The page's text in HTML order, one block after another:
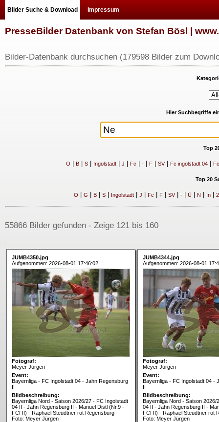
Bilder Suche & Download Impressum
PresseBilder Datenbank von Stefan Bösl |
Bilder-Datenbank durchsuchen (179598 Bilder zum
Hier Suchbegriffe
Top
O B| S| Ingolstadt| J Fc -| F| SV| Fc ingolstadt 04|
Top 20
O G B| S| Ingolstadt| J Fc F| SV| -| Ü| N In| 2
55866 Bilder gefunden - Zeige 121 bis 160
JUMB4350.jpg
Aufgenommen: 2026-08-01 17:46:02
Fotograf:
Meyer Jürgen
Event:
Bayernliga - FC Ingolstadt 04 - Jahn Regensburg
II
Bildbeschreibung:
Bayernliga Nord - Saison 2026/27 - FC Ingolstadt
04 II - Jahn Regensburg II - Manuel Distl (Nr.9 -
FCI II) - Raphael Steudtner rot Regensburg -
Foto: Meyer Jürgen
JUMB4344.jpg
Aufgenommen: 2026-08-01
Fotograf:
Meyer Jürgen
Event:
Bayernliga - FC Ingolstadt 04 -
II
Bildbeschreibung:
Bayernliga Nord - Saison 2026/
04 II - Jahn Regensburg II -
FCI II) - Raphael Steudtner rot
Foto: Meyer Jürgen